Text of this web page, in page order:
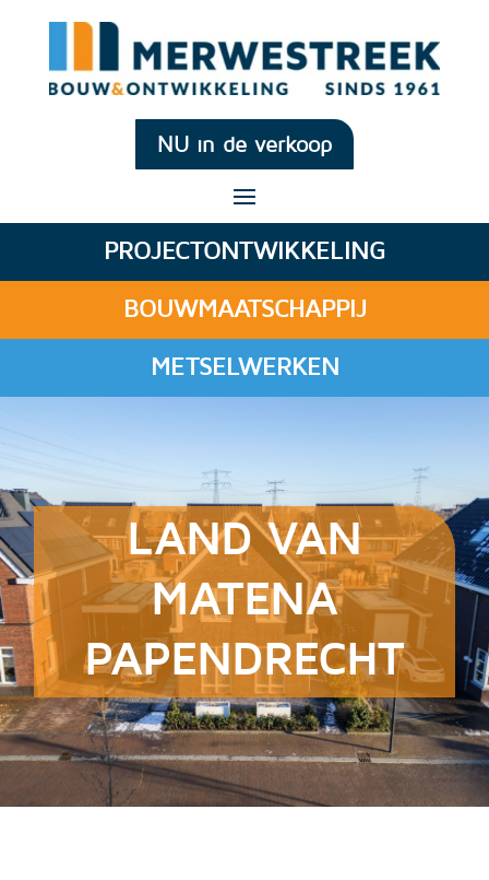
NU in de verkoop
PROJECTONTWIKKELING
BOUWMAATSCHAPPIJ
METSELWERKEN
LAND VAN
MATENA
PAPENDRECHT